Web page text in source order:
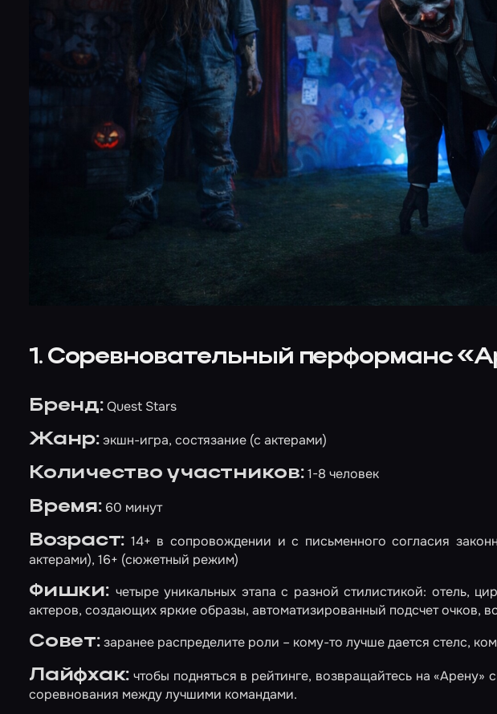
1. Соревновательный перформанс
Бренд:Quest Stars
Жанр:экшн-игра, состязание (с актерами)
Количество участников:1-8 человек
Время:60 минут
Возраст: 14+ в сопровождении и с письменного согласия
актерами), 16+ (сюжетный режим)
Фишки: четыре уникальных этапа с разной стилистикой: отель,
актеров, создающих яркие образы, автоматизированный подсчет очков,
Совет:заранее распределите роли – кому-то лучше дается стелс,
Лайфхак: чтобы подняться в рейтинге, возвращайтесь на
соревнования между лучшими командами.